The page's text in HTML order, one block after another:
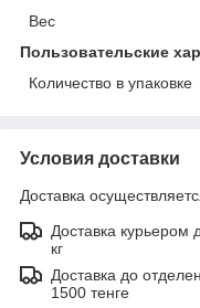
Вес
Пользовательские
Количество в упаковке
Условия доставки
Доставка
Доставка
кг
Доставка до
1500 тенге